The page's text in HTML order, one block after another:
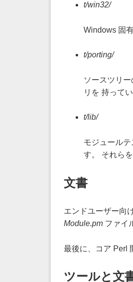
t/win32/
Windows 固
t/porting/
ソースツリ
リを 持って
t/lib/
モジュール
す。 それら
文書
エンドユーザー向
Module.pmファイ
最後に、コア Perl
ツールと文